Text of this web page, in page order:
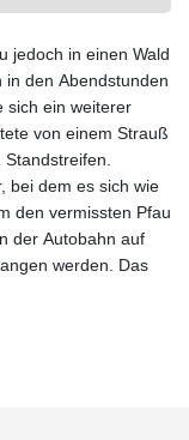
jedoch in einen Wald
den Abendstunden
sich ein weiterer
von einem Strauß
bei dem es sich wie
den vermissten Pfau
der Autobahn auf
werden. Das